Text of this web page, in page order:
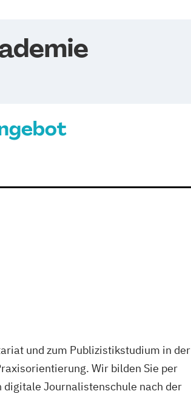
und zum Publizistikstudium in der
Wir bilden Sie per
Journalistenschule nach der